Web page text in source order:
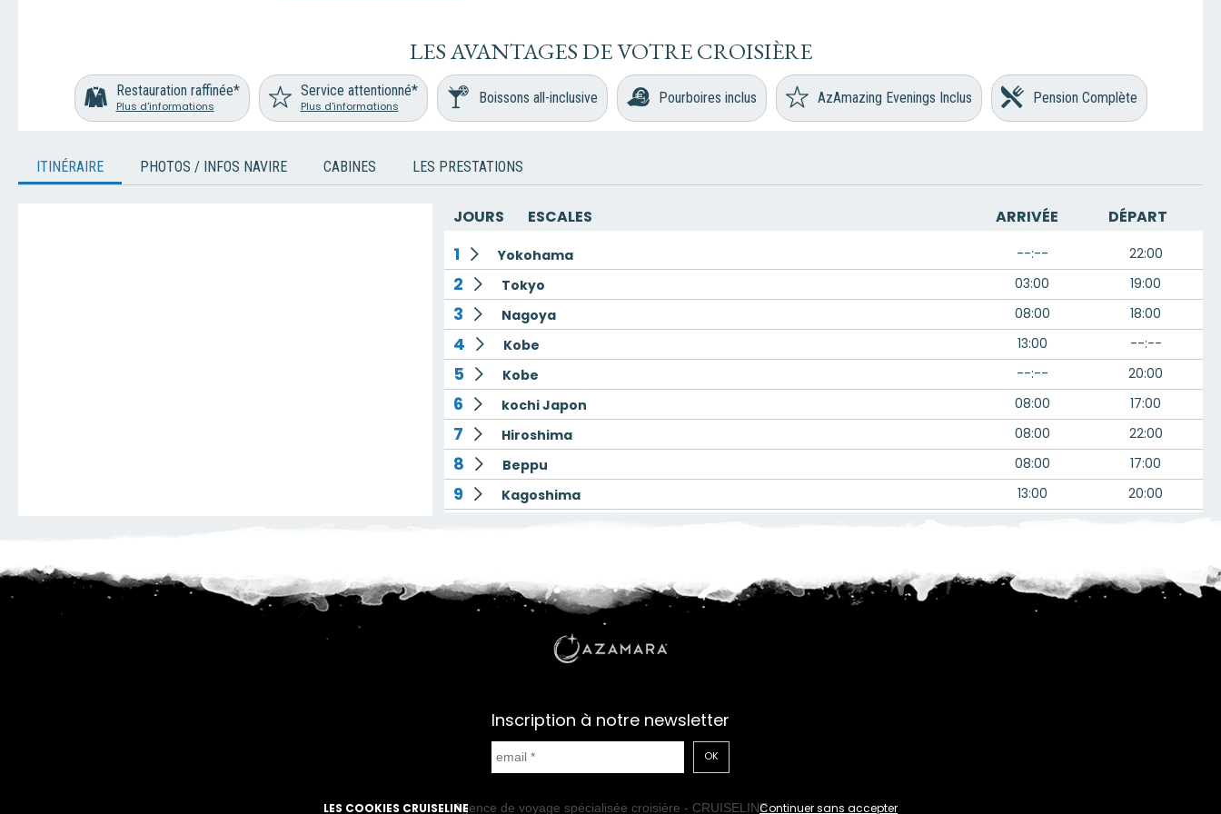
LES COOKIES CRUISELINE Continuer sans accepter
LES AVANTAGES DE VOTRE CROISIÈRE
Restauration raffinée*
Plus d'informations
Service attentionné*
Plus d'informations Boissons all-inclusive Pourboires inclus AzAmazing Evenings Inclus Pension Complète
ITINÉRAIRE PHOTOS / INFOS NAVIRE CABINES LES PRESTATIONS
JOURS ESCALES ARRIVÉE DÉPART
1 Yokohama --:-- 22:00
2 Tokyo 03:00 19:00
3 Nagoya 08:00 18:00
4 Kobe 13:00 --:--
5 Kobe --:-- 20:00
6 kochi Japon 08:00 17:00
7 Hiroshima 08:00 22:00
8 Beppu 08:00 17:00
9 Kagoshima 13:00 20:00
12 Navigation --:-- 15:00
Incheon 06:00
Inscription à notre newsletter
OK
Agence de voyage spécialisée croisière - CRUISELINE